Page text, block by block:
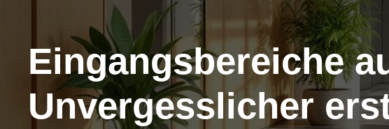
Eingangsbereiche
Unvergesslicher